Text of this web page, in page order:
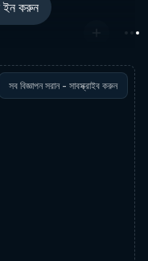
ইন করুন
সব বিজ্ঞাপন সরান - সাবস্ক্রাইব করুন